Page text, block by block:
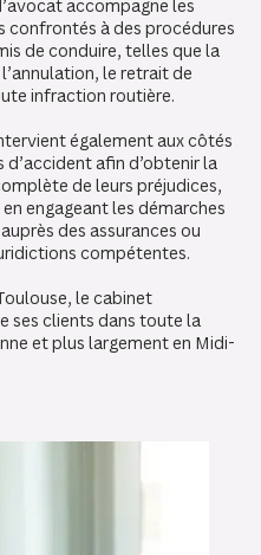
accompagne les
confrontés à des procédures
de conduire, telles que la
le retrait de
infraction routière.
également aux côtés
d’accident afin d’obtenir la
de leurs préjudices,
engageant les démarches
des assurances ou
compétentes.
le cabinet
ses clients dans toute la
et plus largement en Midi-